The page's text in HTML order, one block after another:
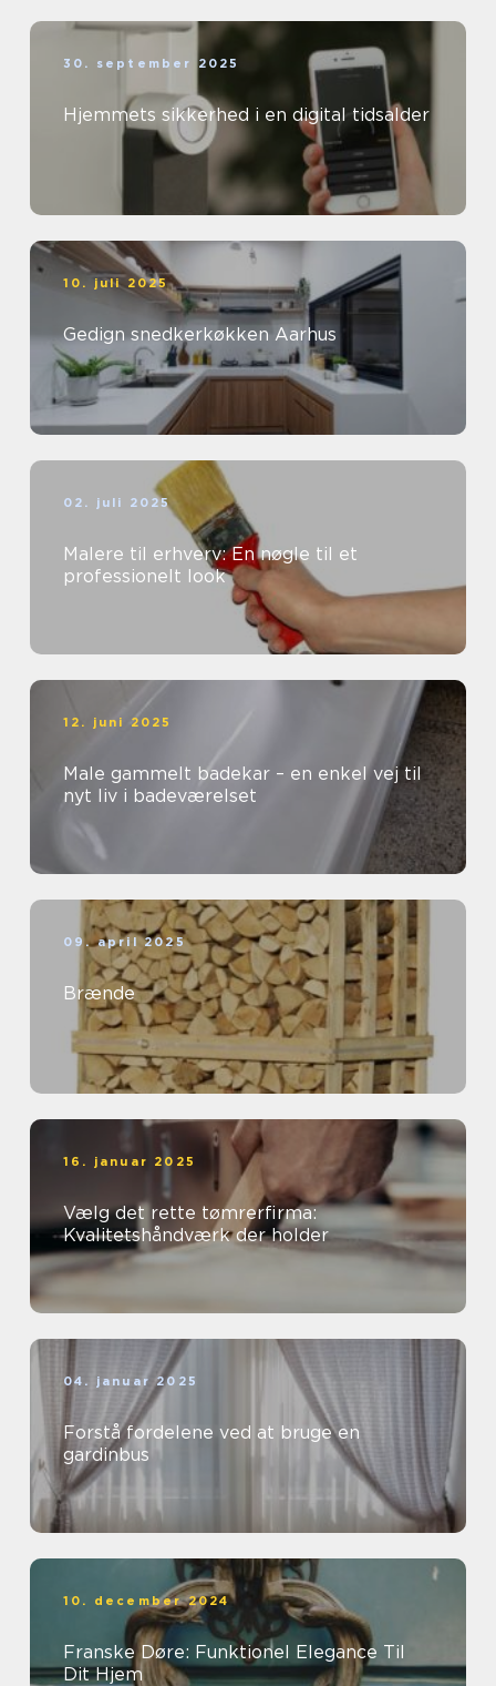
30. september 2025
Hjemmets sikkerhed i en digital tidsalder
10. juli 2025
Gedign snedkerkøkken Aarhus
02. juli 2025
Malere til erhverv: En nøgle til et
professionelt look
12. juni 2025
Male gammelt badekar – en enkel vej til
nyt liv i badeværelset
09. april 2025
Brænde
16. januar 2025
Vælg det rette tømrerfirma:
Kvalitetshåndværk der holder
04. januar 2025
Forstå fordelene ved at bruge en
gardinbus
10. december 2024
Franske Døre: Funktionel Elegance Til
Dit Hjem